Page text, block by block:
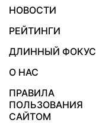
НОВОСТИ
РЕЙТИНГИ
ДЛИННЫЙ ФОКУС
О НАС
ПРАВИЛА
ПОЛЬЗОВАНИЯ
САЙТОМ